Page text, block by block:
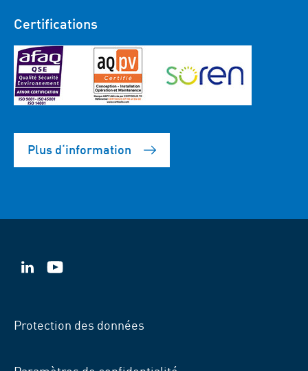
Certifications
Plus d‘information
VSB
VSB
Protection des données